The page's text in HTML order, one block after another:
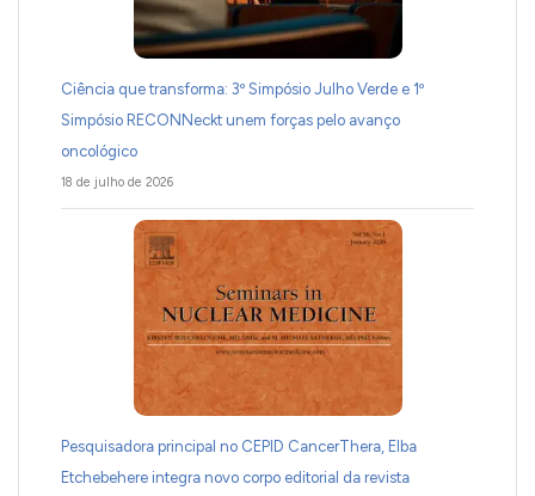
Ciência que transforma: 3º Simpósio Julho Verde e 1º
Simpósio RECONNeckt unem forças pelo avanço
oncológico
18 de julho de 2026
Pesquisadora principal no CEPID CancerThera, Elba
Etchebehere integra novo corpo editorial da revista